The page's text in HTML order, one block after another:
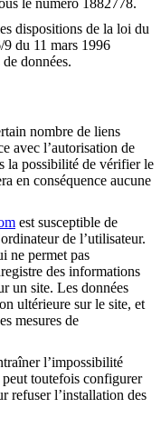
le numéro 1882778.
dispositions de la loi du
du 11 mars 1996
données.
nombre de liens
avec l’autorisation de
la possibilité de vérifier le
en conséquence aucune
est susceptible de
de l’utilisateur.
ne permet pas
des informations
un site. Les données
ultérieure sur le site, et
mesures de
l’impossibilité
peut toutefois configurer
refuser l’installation des